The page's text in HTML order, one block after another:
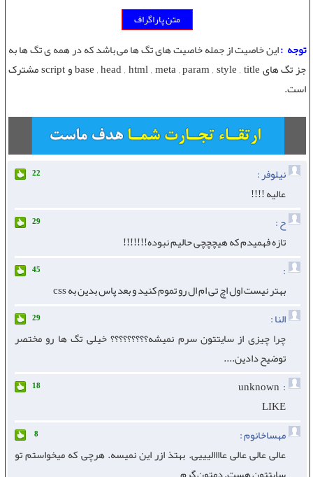
متن پاراگراف
توجه :این خاصیت از جمله خاصیت های تگ ها می باشد که در همه ی تگ ها به
جز تگ های base , head , html , meta , param , style , title و script مشترک
است.
نیلوفر : 22
عالیه !!!!
ح :
29
تازه فهمیدم که هیچچچی حالیم نبوده!!!!!!!
:
45
بهتر نیست اول اچ تی ام ال رو تموم کنید و بعد پاس بدین به css
النا :
29
چرا چیزی از سایتتون سرم نمیشه؟؟؟؟؟؟؟؟؟ خیلی تگ ها رو مختصر
توضیح دادین....
:
unknown
18
LIKE
مهساخانوم :
8
عالی عالی عالی عاااالیییی. بهتذ ازر این نمیسه. هرچی که میخواستم تو